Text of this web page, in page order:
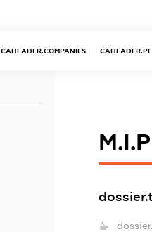
CAHEADER.COMPANIES
М.І.Р